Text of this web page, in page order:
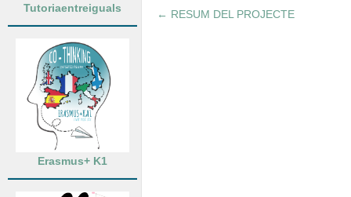
Tutoriaentreiguals
Erasmus+ K1
← RESUM DEL PROJECTE